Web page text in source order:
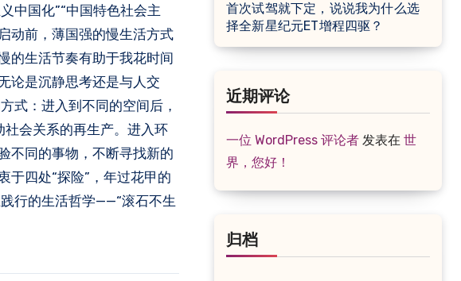
中国化”“中国特色社会主
动前，薄国强的慢生活方式
的生活节奏有助于我花时间
论是沉静思考还是与人交
式：进入到不同的空间后，
会关系的再生产。进入环
不同的事物，不断寻找新的
于四处“探险”，年过花甲的
行的生活哲学——“滚石不生
首次试驾就下定，说说我为什么选
择全新星纪元ET增程四驱？
近期评论
一位 WordPress 评论者 发表在 世
界，您好！
归档